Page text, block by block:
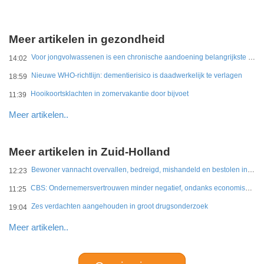
Meer artikelen in gezondheid
14:02 Voor jongvolwassenen is een chronische aandoening belangrijkste belemmering
18:59 Nieuwe WHO-richtlijn: dementierisico is daadwerkelijk te verlagen
11:39 Hooikoortsklachten in zomervakantie door bijvoet
Meer artikelen..
Meer artikelen in Zuid-Holland
12:23 Bewoner vannacht overvallen, bedreigd, mishandeld en bestolen in Leidschendam
11:25 CBS: Ondernemersvertrouwen minder negatief, ondanks economische onzekerheid
19:04 Zes verdachten aangehouden in groot drugsonderzoek
Meer artikelen..